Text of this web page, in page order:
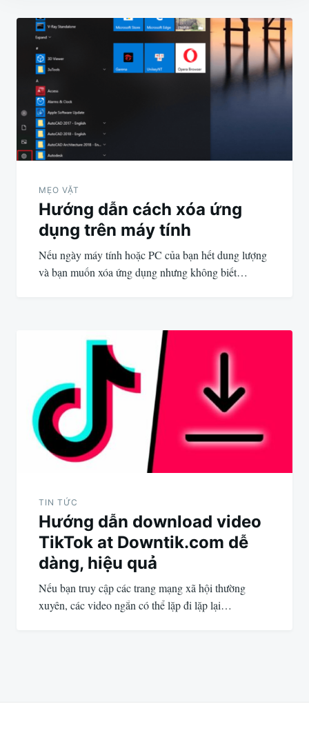
Điều
hướng
bài
viết
MẸO VẶT
Hướng dẫn cách xóa ứng
dụng trên máy tính
Nếu ngày máy tính hoặc PC của bạn hết dung lượng
và bạn muốn xóa ứng dụng nhưng không biết…
TIN TỨC
Hướng dẫn download video
TikTok at Downtik.com dễ
dàng, hiệu quả
Nếu bạn truy cập các trang mạng xã hội thường
xuyên, các video ngắn có thể lặp đi lặp lại…